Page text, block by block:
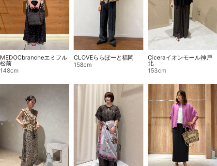
MEDOCbrancheエミフル
松前
148cm
CLOVEららぽーと福岡
158cm
Ciceraイオンモール神戸
北
153cm